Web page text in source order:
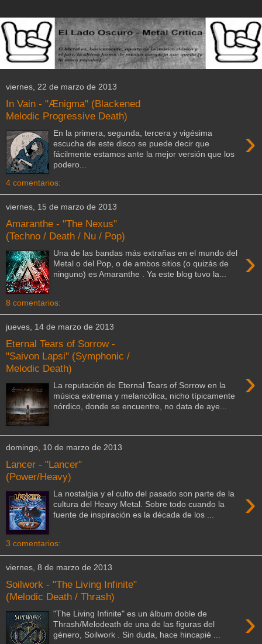
viernes, 22 de marzo de 2013
In Vain - "Ænigma" (Blackened
Melodic Progressive Death)
›
En la primera, segunda, tercera y vigésima
escucha de este disco se puede decir que
fácilmente estamos ante la mejor versión que los
podero...
4 comentarios:
viernes, 15 de marzo de 2013
Amaranthe - "The Nexus"
(Techno / Death / Nu / Pop)
›
Una de las bandas más extrañas en el mundo del
Metal o del Pop, o de ambos sitios (o quizás de
ninguno) es Amaranthe . Ya este blog tuvo la...
8 comentarios:
jueves, 14 de marzo de 2013
Eternal Tears of Sorrow -
"Saivon Lapsi" (Symphonic /
Melodic Death)
›
La reputación de Eternal Tears of Sorrow en la
música extrema y melancólica, nicho típicamente
nórdico, donde se encuentre, no data de aye...
domingo, 10 de marzo de 2013
Lancer - "Lancer"
(Power/Heavy)
›
La nostalgia y el culto del pasado son parte de la
cultura del Heavy Metal. Sobre todo cuando la
fuente de inspiración es la década de los ...
3 comentarios:
viernes, 8 de marzo de 2013
Soilwork - "The Living Infinite"
(Melodic Death / Thrash)
›
"The Living Infinite" es un álbum doble de
Thrash/Melodeath de una de las figuras del
género, Soilwork . Sin duda, hace hincapié ...